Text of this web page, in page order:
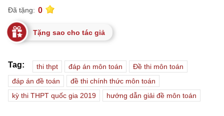
Đã tặng: 0
Tặng sao cho tác giả
Tag: thi thpt đáp án môn toán
Đề thi môn toán
đáp án đề toán
đề thi chính thức môn toán
kỳ thi THPT quốc gia 2019
hướng dẫn giải đề môn toán